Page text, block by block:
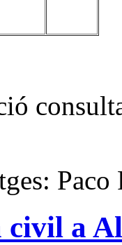
Paco
civil a